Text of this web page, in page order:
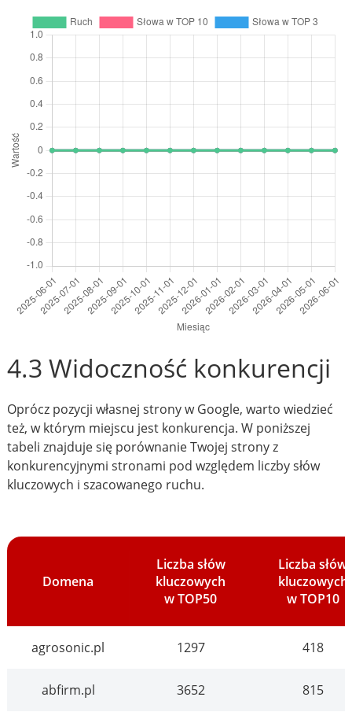
4.3 Widoczność konkurencji
Oprócz pozycji własnej strony w Google, warto wiedzieć
też, w którym miejscu jest konkurencja. W poniższej
tabeli znajduje się porównanie Twojej strony z
konkurencyjnymi stronami pod względem liczby słów
kluczowych i szacowanego ruchu.
Domena
Liczba słów
kluczowych
w TOP50
Liczba słów
kluczowych
w TOP10
agrosonic.pl 1297 418
abfirm.pl 3652 815